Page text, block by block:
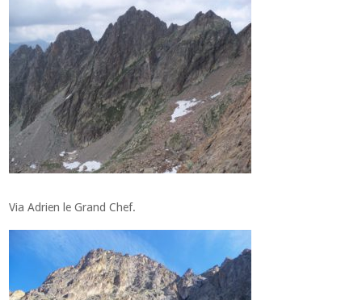
Via Adrien le Grand Chef.